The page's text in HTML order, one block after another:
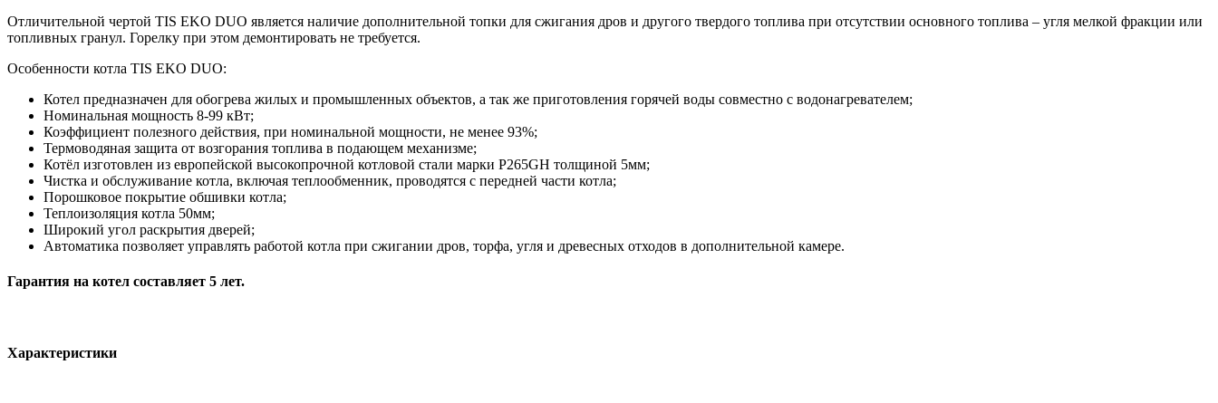
Отличительной чертой TIS EKO DUO является наличие дополнительной топки для сжигания дров и другого твердого топлива при отсутствии основного топлива – угля мелкой фракции или
топливных гранул. Горелку при этом демонтировать не требуется.
Особенности котла TIS EKO DUO:
Котел предназначен для обогрева жилых и промышленных объектов, а так же приготовления горячей воды совместно с водонагревателем;
Номинальная мощность 8-99 кВт;
Коэффициент полезного действия, при номинальной мощности, не менее 93%;
Термоводяная защита от возгорания топлива в подающем механизме;
Котёл изготовлен из европейской высокопрочной котловой стали марки P265GH толщиной 5мм;
Чистка и обслуживание котла, включая теплообменник, проводятся с передней части котла;
Порошковое покрытие обшивки котла;
Теплоизоляция котла 50мм;
Широкий угол раскрытия дверей;
Автоматика позволяет управлять работой котла при сжигании дров, торфа, угля и древесных отходов в дополнительной камере.
Гарантия на котел составляет 5 лет.
Характеристики